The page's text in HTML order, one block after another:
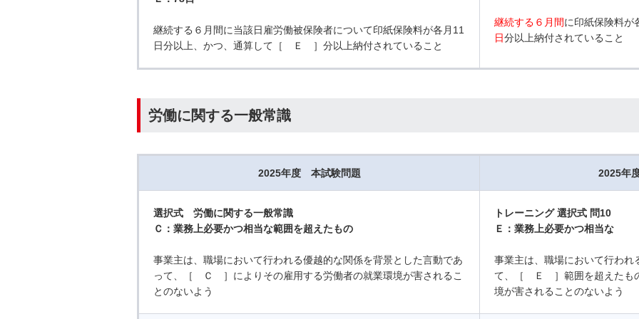
継続する６月間に当該日雇労働被保険者について印紙保険料が各月11
日分以上、かつ、通算して［ Ｅ ］分以上納付されていること
継続する６月間に印紙保険料が
日分以上納付されていること
労働に関する一般常識
2025年度 本試験問題 2025年
選択式 労働に関する一般常識
Ｃ：業務上必要かつ相当な範囲を超えたもの
事業主は、職場において行われる優越的な関係を背景とした言動であ
って、［ Ｃ ］によりその雇用する労働者の就業環境が害されるこ
とのないよう
トレーニング 選択式 問10
Ｅ：業務上必要かつ相当な
事業主は、職場において行わ
て、［ Ｅ ］範囲を超えたも
境が害されることのないよう